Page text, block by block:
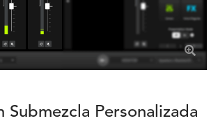
Submezcla Personalizada